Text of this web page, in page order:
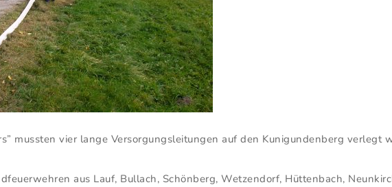
mussten vier lange Versorgungsleitungen auf den Kunigundenberg verlegt
aus Lauf, Bullach, Schönberg, Wetzendorf, Hüttenbach,